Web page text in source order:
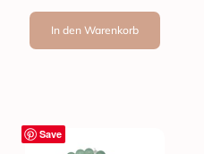
In den Warenkorb
Save